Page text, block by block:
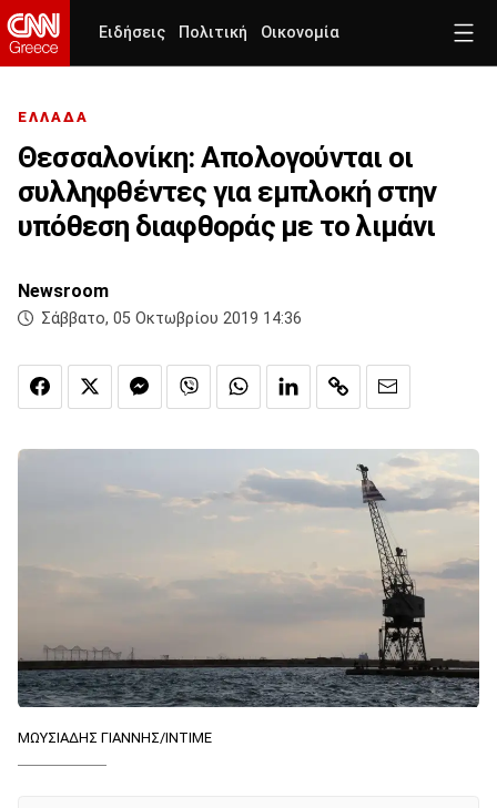
Ειδήσεις Πολιτική Οικονομία
ΕΛΛΑΔΑ
Θεσσαλονίκη: Απολογούνται οι
συλληφθέντες για εμπλοκή στην
υπόθεση διαφθοράς με το λιμάνι
Newsroom
Σάββατο, 05 Οκτωβρίου 2019 14:36
ΜΩΥΣΙΑΔΗΣ ΓΙΑΝΝΗΣ/ΙΝΤΙΜΕ